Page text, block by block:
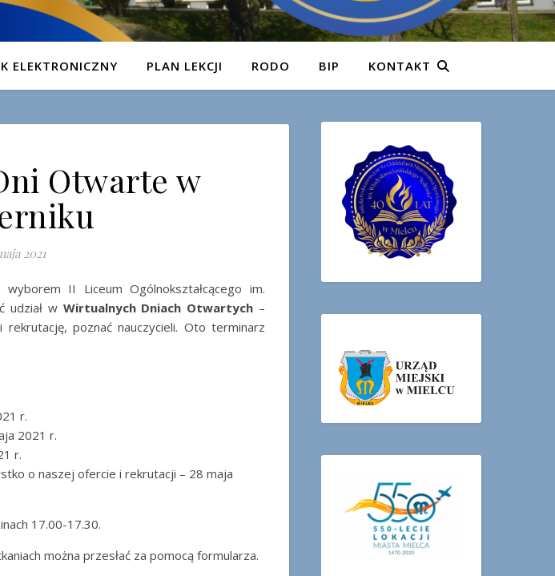
ELEKTRONICZNY PLAN LEKCJI RODO BIP KONTAKT
Otwarte w
2021
II Liceum Ogólnokształcącego im.
udział w Wirtualnych Dniach Otwartych –
poznać nauczycieli. Oto terminarz
r.
2021 r.
r.
o naszej ofercie i rekrutacji – 28 maja
17.00-17.30.
można przesłać za pomocą formularza.